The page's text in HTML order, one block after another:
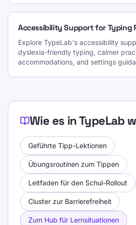
Accessibility Support for Typing
Explore TypeLab's accessibility
dyslexia-friendly typing, calmer
accommodations, and settings
Wie es in TypeLab
Geführte Tipp-Lektionen
Übungsroutinen zum Tippen
Leitfaden für den Schul-Rollout
Cluster zur Barrierefreiheit
Zum Hub für Lernsituationen